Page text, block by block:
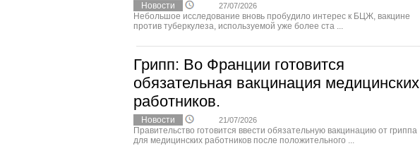
Новости 27/07/2026
Небольшое исследование вновь пробудило интерес к БЦЖ, вакцине
против туберкулеза, используемой уже более ста ...
Грипп: Во Франции готовится
обязательная вакцинация медицинских
работников.
Новости 21/07/2026
Правительство готовится ввести обязательную вакцинацию от гриппа
для медицинских работников после положительного ...